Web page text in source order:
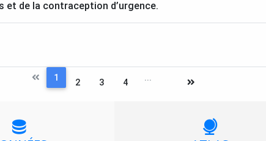
et de la contraception d’urgence.
1 2 3 4 ...